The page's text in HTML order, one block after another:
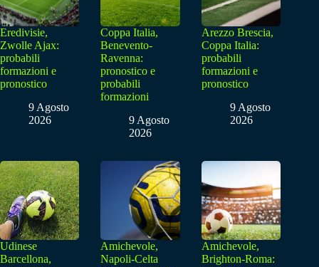
Eredivisie,
Zwolle Ajax:
probabili
formazioni e
pronostico
9 Agosto
2026
Coppa Italia,
Benevento-
Ravenna:
pronostico e
probabili
formazioni
9 Agosto
2026
Arezzo Brescia,
Coppa Italia:
probabili
formazioni e
pronostico
9 Agosto
2026
Udinese
Barcellona,
Amichevole,
Napoli-Celta
Amichevole,
Brighton-Roma: